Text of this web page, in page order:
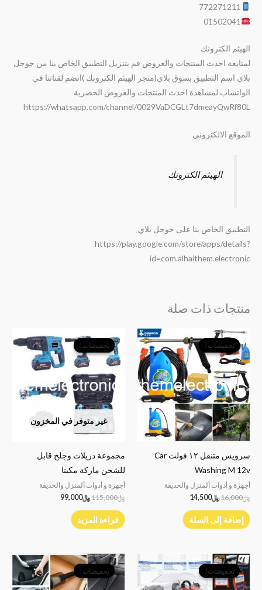
772271211
01502041
الهيثم الكترونك
لمتابعة احدث المنتجات والعروض قم بتنزيل التطبيق الخاص بنا من جوجل
بلاي اسم التطبيق بسوق بلاي(متجر الهيثم الكترونك )انضم لقناتنا في
الواتساب لمشاهدة احدث المنتجات والعروض الحصرية
https://whatsapp.com/channel/0029VaDCGLt7dmeayQwRf80L
الموقع الالكتروني
الهيثم الكترونك
التطبيق الخاص بنا على جوجل بلاي
https://play.google.com/store/apps/details?
id=com.alhaithem.electronic
منتجات ذات صلة
تخفيضات!
تخفيضات!
سرويس متنقل ١٢ فولت Car
Washing M 12v
أجهزة و أدوات ألمنزل والحديقة
﷼16,000
السعر
الأصلي
هو:
﷼16,000.
﷼14,500
الحالي
هو:
﷼14,500.
إضافة إلى السلة
تخفيضات!
غير متوفر في المخزون
تخفيضات!
مجموعة دريلات وجلخ قابل
للشحن ماركة مكيتا
أجهزة و أدوات ألمنزل والحديقة
﷼115,000
الأصلي
هو:
﷼115,000.
﷼99,000
الحالي
هو:
﷼99,000.
قراءة المزيد
تخفيضات!
تخفيضات!
السعر
الأصلي
هو:
﷼24,000.
الحالي
هو:
﷼16,500.
تخفيضات!
تخفيضات!
السعر
الأصلي
هو:
﷼6,000.
السعر
الحالي
هو:
﷼4,500.